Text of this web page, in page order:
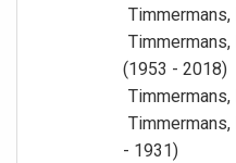
(1953 - 2018)
- 1931)